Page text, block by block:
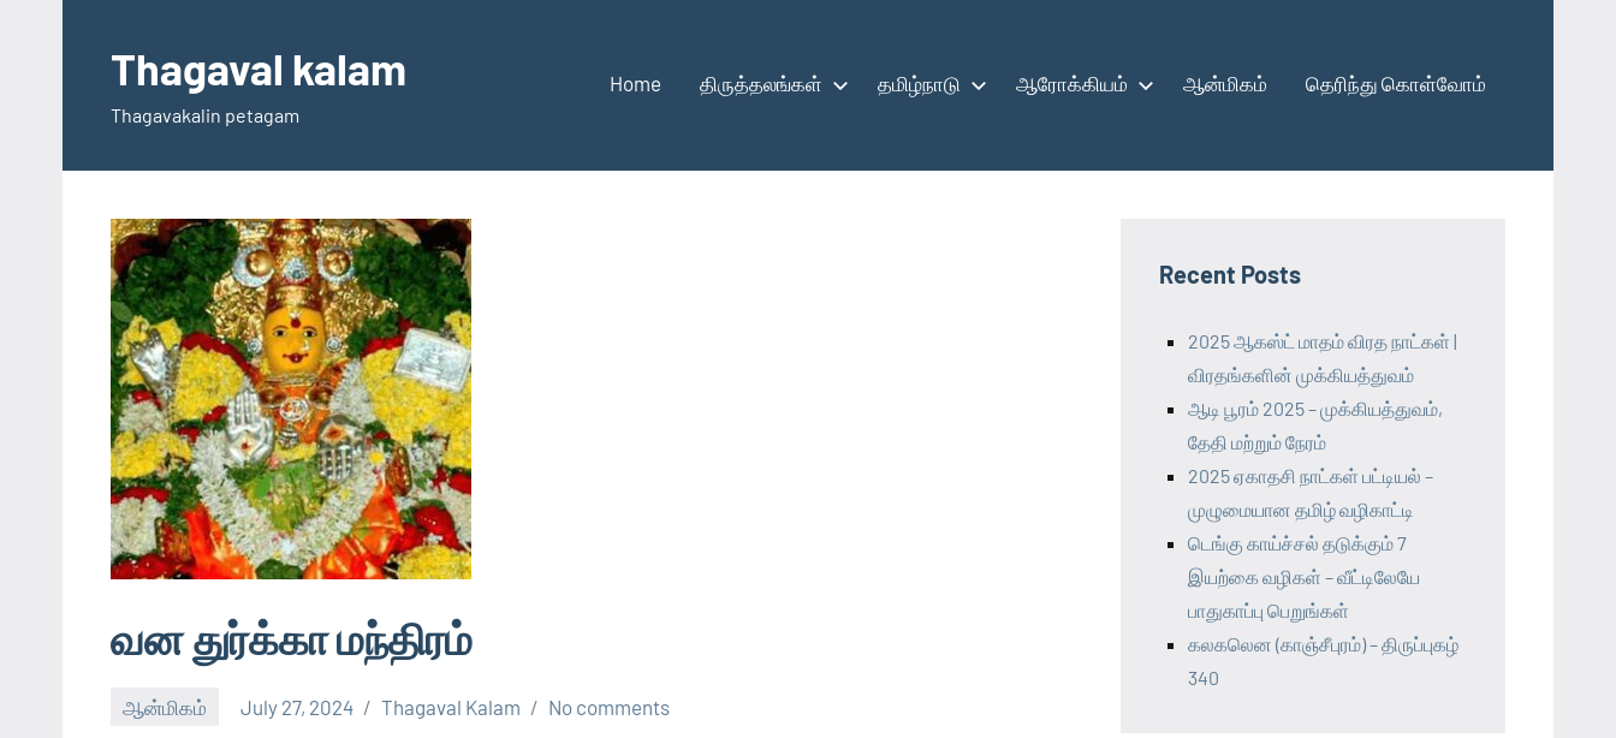
contentThagaval kalam
Thagavakalin petagam
Home திருத்தலங்கள் தமிழ்நாடு ஆரோக்கியம் ஆன்மிகம் தெரிந்து கொள்வோம்
வன துர்க்கா மந்திரம்
ஆன்மிகம் July 27, 2024 Thagaval Kalam No comments
Recent Posts
2025 ஆகஸ்ட் மாதம் விரத நாட்கள் |
விரதங்களின் முக்கியத்துவம்
ஆடி பூரம் 2025 – முக்கியத்துவம்,
தேதி மற்றும் நேரம்
2025 ஏகாதசி நாட்கள் பட்டியல் –
முழுமையான தமிழ் வழிகாட்டி
டெங்கு காய்ச்சல் தடுக்கும் 7
இயற்கை வழிகள் – வீட்டிலேயே
பாதுகாப்பு பெறுங்கள்
கலகலென (காஞ்சீபுரம்) – திருப்புகழ்
340